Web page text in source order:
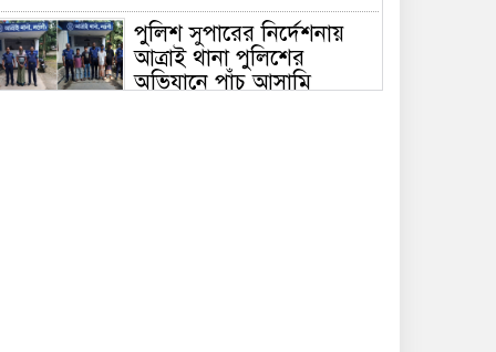
পুলিশ সুপারের নির্দেশনায়
আত্রাই থানা পুলিশের
অভিযানে পাঁচ আসামি